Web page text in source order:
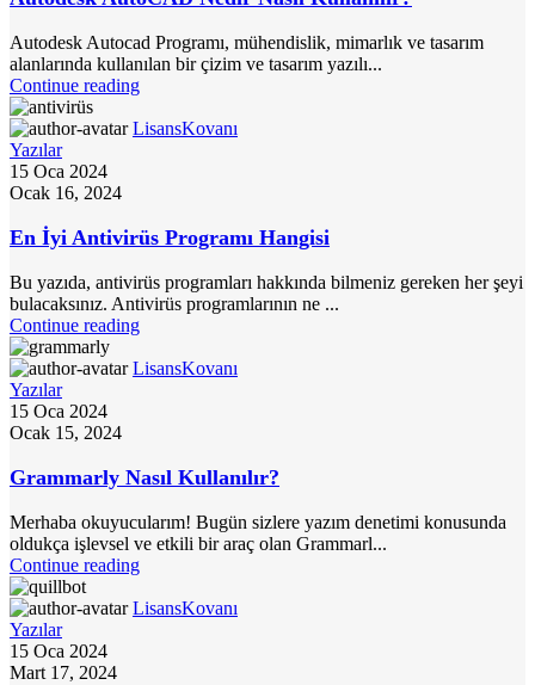
Autodesk Autocad Programı, mühendislik, mimarlık ve tasarım
alanlarında kullanılan bir çizim ve tasarım yazılı...
Continue reading
LisansKovanı
Yazılar
15 Oca 2024
Ocak 16, 2024
En İyi Antivirüs Programı Hangisi
Bu yazıda, antivirüs programları hakkında bilmeniz gereken her şeyi
bulacaksınız. Antivirüs programlarının ne ...
Continue reading
LisansKovanı
Yazılar
15 Oca 2024
Ocak 15, 2024
Grammarly Nasıl Kullanılır?
Merhaba okuyucularım! Bugün sizlere yazım denetimi konusunda
oldukça işlevsel ve etkili bir araç olan Grammarl...
Continue reading
LisansKovanı
Yazılar
15 Oca 2024
Mart 17, 2024